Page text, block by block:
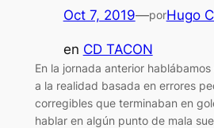
Oct 7, 2019—porHugo
en CD TACON
En la jornada anterior
a la realidad basada en errores
corregibles que terminaban en
hablar en algún punto de mala